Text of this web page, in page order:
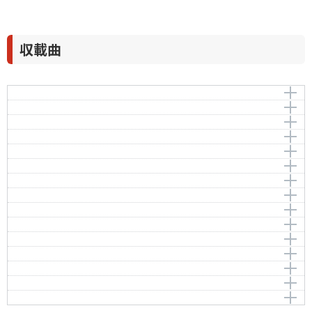
収載曲
アイ・アイ
作曲者：宇野 誠一郎
Uno，Seiichiro
作詞者：相田 裕美
ことりのうた
作曲者：芥川 也寸志
Akutagawa，Yasushi
作詞者：与田 準一
大きなたいこ
作曲者：中田喜直
Nakada，Yoshinao
作詞者：小林 純一
おはなしゆびさん
Talking fingers
作曲者：湯山 昭
Yuyama，Akira
作詞者：香山 美子
やまびこごっこ
作曲者：若月明人
Wakatsuki，Akihito
作詞者：おうち・やすゆき
DO RE MI // THE SOUND OF MUSIC
DO RE MI // THE SOUND OF MUSIC
作曲者：ロジャース，リチャード
Rodgers，Richard
作詞者：OSCAR HAMMERSTEIN II
トマト
作曲者：大中 恩
OHNAKA,Megumi
作詞者：荘司 武
オバケなんてないさ
作曲者：峯 陽
Mine，Yo
作詞者：まき みのり
ふしぎなポケット
作曲者：渡辺 茂
Watanabe，Shigeru
作詞者：まど・みちお
アイスクリームの唄
作曲者：服部公一
Hattori，Koichi
作詞者：佐藤 義美
ぞうさん
作曲者：團 伊玖磨
Dan，Ikuma
作詞者：まど・みちお
そうだったらいいのにな
作曲者：福田 和禾子
Fukuda，Wakako
作詞者：井出 隆夫
ピコットさん
作曲者：湯浅譲二
Yuasa，Joji
おかあさん
作曲者：中田喜直
ずいずいずっころばし